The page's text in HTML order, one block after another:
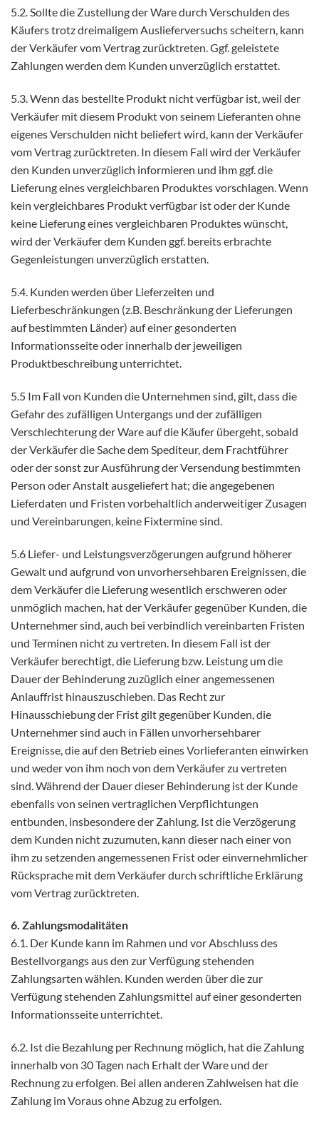
5.2. Sollte die Zustellung der Ware durch Verschulden des
Käufers trotz dreimaligem Auslieferversuchs scheitern, kann
der Verkäufer vom Vertrag zurücktreten. Ggf. geleistete
Zahlungen werden dem Kunden unverzüglich erstattet.
5.3. Wenn das bestellte Produkt nicht verfügbar ist, weil der
Verkäufer mit diesem Produkt von seinem Lieferanten ohne
eigenes Verschulden nicht beliefert wird, kann der Verkäufer
vom Vertrag zurücktreten. In diesem Fall wird der Verkäufer
den Kunden unverzüglich informieren und ihm ggf. die
Lieferung eines vergleichbaren Produktes vorschlagen. Wenn
kein vergleichbares Produkt verfügbar ist oder der Kunde
keine Lieferung eines vergleichbaren Produktes wünscht,
wird der Verkäufer dem Kunden ggf. bereits erbrachte
Gegenleistungen unverzüglich erstatten.
5.4. Kunden werden über Lieferzeiten und
Lieferbeschränkungen (z.B. Beschränkung der Lieferungen
auf bestimmten Länder) auf einer gesonderten
Informationsseite oder innerhalb der jeweiligen
Produktbeschreibung unterrichtet.
5.5 Im Fall von Kunden die Unternehmen sind, gilt, dass die
Gefahr des zufälligen Untergangs und der zufälligen
Verschlechterung der Ware auf die Käufer übergeht, sobald
der Verkäufer die Sache dem Spediteur, dem Frachtführer
oder der sonst zur Ausführung der Versendung bestimmten
Person oder Anstalt ausgeliefert hat; die angegebenen
Lieferdaten und Fristen vorbehaltlich anderweitiger Zusagen
und Vereinbarungen, keine Fixtermine sind.
5.6 Liefer- und Leistungsverzögerungen aufgrund höherer
Gewalt und aufgrund von unvorhersehbaren Ereignissen, die
dem Verkäufer die Lieferung wesentlich erschweren oder
unmöglich machen, hat der Verkäufer gegenüber Kunden, die
Unternehmer sind, auch bei verbindlich vereinbarten Fristen
und Terminen nicht zu vertreten. In diesem Fall ist der
Verkäufer berechtigt, die Lieferung bzw. Leistung um die
Dauer der Behinderung zuzüglich einer angemessenen
Anlauffrist hinauszuschieben. Das Recht zur
Hinausschiebung der Frist gilt gegenüber Kunden, die
Unternehmer sind auch in Fällen unvorhersehbarer
Ereignisse, die auf den Betrieb eines Vorlieferanten einwirken
und weder von ihm noch von dem Verkäufer zu vertreten
sind. Während der Dauer dieser Behinderung ist der Kunde
ebenfalls von seinen vertraglichen Verpflichtungen
entbunden, insbesondere der Zahlung. Ist die Verzögerung
dem Kunden nicht zuzumuten, kann dieser nach einer von
ihm zu setzenden angemessenen Frist oder einvernehmlicher
Rücksprache mit dem Verkäufer durch schriftliche Erklärung
vom Vertrag zurücktreten.
6. Zahlungsmodalitäten
6.1. Der Kunde kann im Rahmen und vor Abschluss des
Bestellvorgangs aus den zur Verfügung stehenden
Zahlungsarten wählen. Kunden werden über die zur
Verfügung stehenden Zahlungsmittel auf einer gesonderten
Informationsseite unterrichtet.
6.2. Ist die Bezahlung per Rechnung möglich, hat die Zahlung
innerhalb von 30 Tagen nach Erhalt der Ware und der
Rechnung zu erfolgen. Bei allen anderen Zahlweisen hat die
Zahlung im Voraus ohne Abzug zu erfolgen.